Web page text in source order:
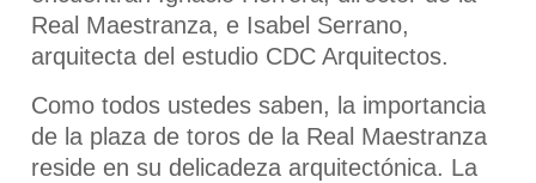
Real Maestranza, e Isabel Serrano,
arquitecta del estudio CDC Arquitectos.
Como todos ustedes saben, la importancia
de la plaza de toros de la Real Maestranza
reside en su delicadeza arquitectónica. La